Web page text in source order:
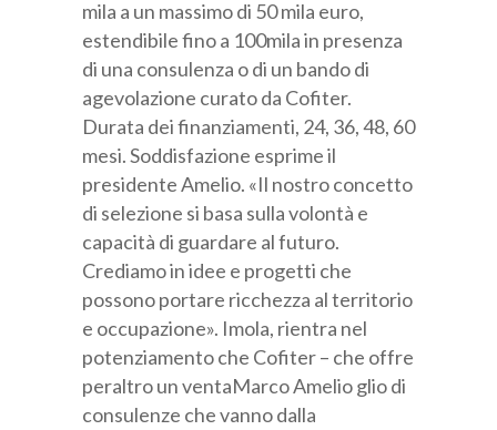
mila a un massimo di 50 mila euro,
estendibile fino a 100mila in presenza
di una consulenza o di un bando di
agevolazione curato da Cofiter.
Durata dei finanziamenti, 24, 36, 48, 60
mesi. Soddisfazione esprime il
presidente Amelio. «Il nostro concetto
di selezione si basa sulla volontà e
capacità di guardare al futuro.
Crediamo in idee e progetti che
possono portare ricchezza al territorio
e occupazione». Imola, rientra nel
potenziamento che Cofiter – che offre
peraltro un ventaMarco Amelio glio di
consulenze che vanno dalla